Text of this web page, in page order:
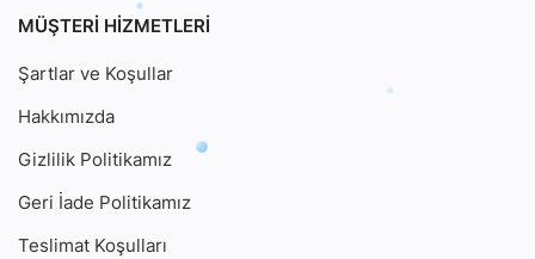
MÜŞTERI HIZMETLERI
Şartlar ve Koşullar
Hakkımızda
Gizlilik Politikamız
Geri İade Politikamız
Teslimat Koşulları